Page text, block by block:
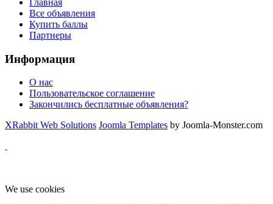
Все объявления
Купить баллы
Партнеры
Информация
О нас
Пользовательское соглашение
Закончились бесплатные объявления?
XRabbit Web Solutions Joomla Templates by Joomla-Monster.com
We use cookies